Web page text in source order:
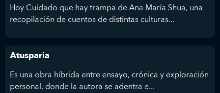
Hoy Cuidado que hay trampa de Ana María Shua, una
recopilación de cuentos de distintas culturas...
Atusparia
Es una obra híbrida entre ensayo, crónica y exploración
personal, donde la autora se adentra e...